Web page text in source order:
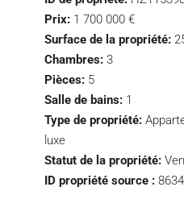
Prix: 1 700 000 €
Surface de la propriété:
Chambres: 3
Pièces: 5
Salle de bains: 1
Type de propriété:
luxe
Statut de la propriété:
ID propriété source :